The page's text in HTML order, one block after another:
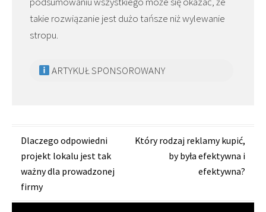
takie rozwiązanie jest dużo tańsze niż wylewanie
stropu.
ARTYKUŁ SPONSOROWANY
Zobacz
wpisy
Dlaczego odpowiedni
projekt lokalu jest tak
ważny dla prowadzonej
firmy
Który rodzaj reklamy kupić,
by była efektywna i
efektywna?